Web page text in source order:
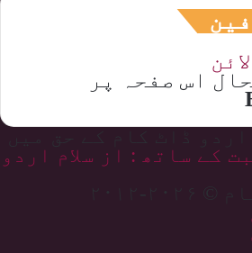
اس صفحہ پر
کے ساتھ : از سلام اردو
۲۰۱۲